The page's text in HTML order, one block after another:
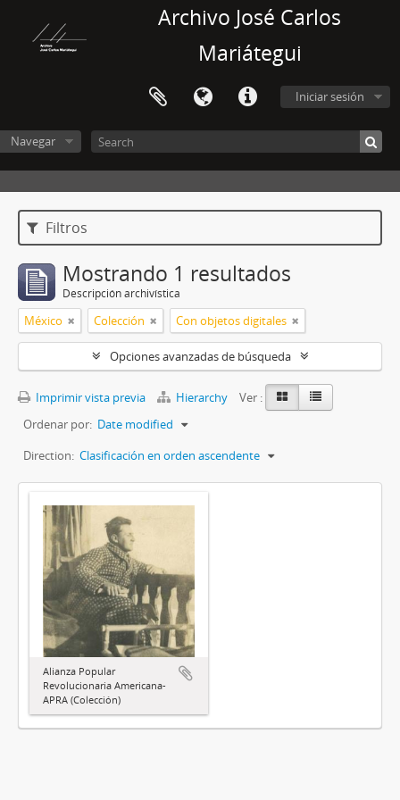
Archivo José Carlos
Mariátegui
Iniciar sesión
Navegar
Filtros
Mostrando 1 resultados
Descripción archivística
México Colección Con objetos digitales
Opciones avanzadas de búsqueda
Imprimir vista previa Hierarchy
Ver :
Ordenar por: Date modified
Direction: Clasificación en orden ascendente
Alianza Popular
Revolucionaria Americana-
APRA (Colección)